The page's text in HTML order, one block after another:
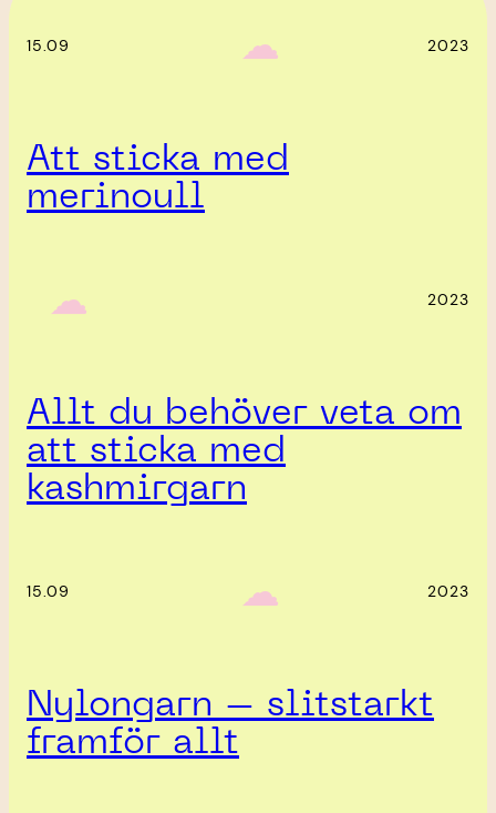
15.09 ‎ ‎‎ ☁︎‎‎ 2023
Att sticka med
merinoull
‎ ‎‎ ☁︎‎‎ 2023
Allt du behöver veta om
att sticka med
kashmirgarn
15.09 ‎ ‎‎ ☁︎‎‎ 2023
Nylongarn – slitstarkt
framför allt